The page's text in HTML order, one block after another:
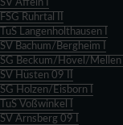
SV Affeln I
FSG Ruhrtal II
TuS Langenholthausen I
SV Bachum/Bergheim I
SG Beckum/Hövel/Mellen I
SV Hüsten 09 II
SG Holzen/Eisborn I
TuS Voßwinkel I
SV Arnsberg 09 I